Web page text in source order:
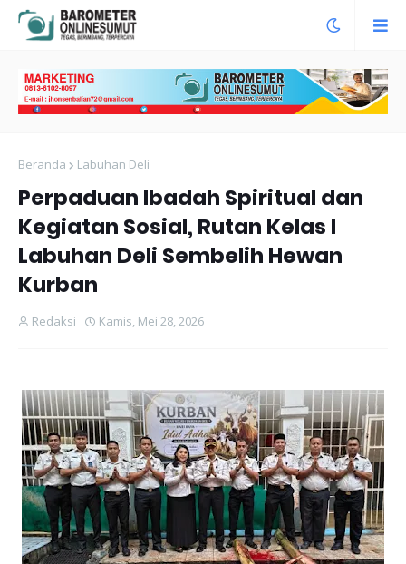
Beranda Labuhan Deli
Perpaduan Ibadah Spiritual dan
Kegiatan Sosial, Rutan Kelas I
Labuhan Deli Sembelih Hewan
Kurban
Redaksi Kamis, Mei 28, 2026